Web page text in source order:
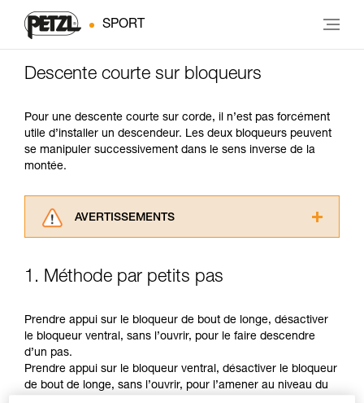
SPORT
Descente courte sur bloqueurs
Pour une descente courte sur corde, il n’est pas forcément
utile d’installer un descendeur. Les deux bloqueurs peuvent
se manipuler successivement dans le sens inverse de la
montée.
AVERTISSEMENTS
consulter. Vous devez avoir compris les
pouvoir comprendre ce complément
d’informations.
Maîtriser ces techniques nécessite une
formation et un entraînement spécifique. Validez
avec un professionnel votre capacité à refaire
la manipulation, seul, en toute sécurité, avant
1. Méthode par petits pas
Prendre appui sur le bloqueur de bout de longe, désactiver
le bloqueur ventral, sans l’ouvrir, pour le faire descendre
d’un pas.
Prendre appui sur le bloqueur ventral, désactiver le bloqueur
de bout de longe, sans l’ouvrir, pour l’amener au niveau du